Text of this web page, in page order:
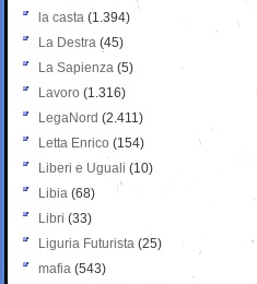
la casta (1.394)
La Destra (45)
La Sapienza (5)
Lavoro (1.316)
LegaNord (2.411)
Letta Enrico (154)
Liberi e Uguali (10)
Libia (68)
Libri (33)
Liguria Futurista (25)
mafia (543)